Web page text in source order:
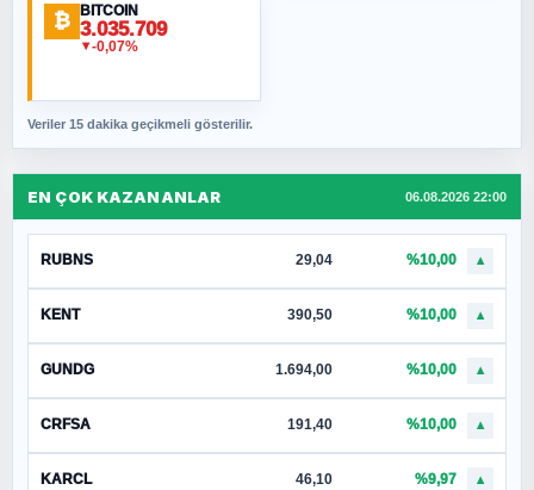
₿ BITCOIN
3.035.709
▼-0,07%
Veriler 15 dakika geçikmeli gösterilir.
EN ÇOK KAZANANLAR 06.08.2026 22:00
RUBNS 29,04 %10,00 ▲
KENT 390,50 %10,00 ▲
GUNDG 1.694,00 %10,00 ▲
CRFSA 191,40 %10,00 ▲
KARCL 46,10 %9,97 ▲